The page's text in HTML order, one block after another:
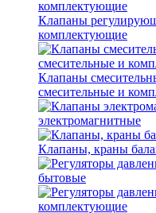
Клапаны
комплектующие
Клапаны
смесительные и
электромагнитные
Клапаны, краны
бытовые